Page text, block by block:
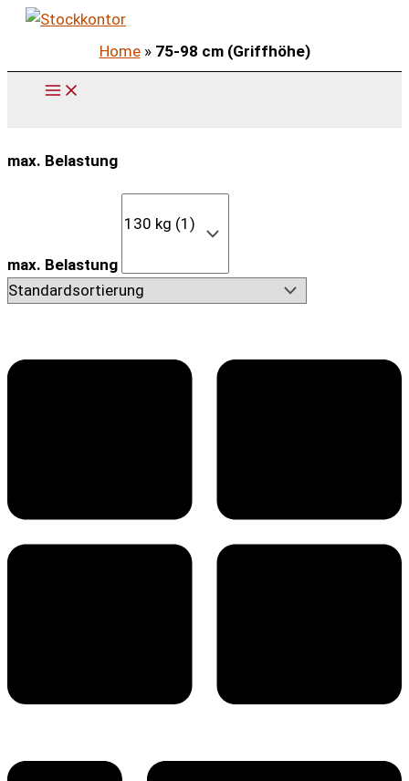
Zum
springen
Home» 75-98 cm (Griffhöhe)
max. Belastung
max. Belastung